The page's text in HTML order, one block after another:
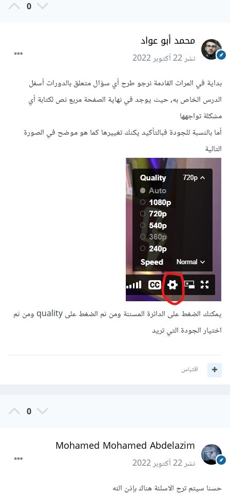
0
محمد أبو عواد
نشر22 أكتوبر 2022
بداية في المرات القادمة نرجو طرح أي سؤال متعلق بالدورات أسفل
الدرس الخاص به, حيث يوجد في نهاية الصفحة مربع نص لكتابة أي
مشكلة تواجهها
أما بالنسبة للجودة فبالتأكيد يكنك تغييرها كما هو موضح في الصورة
التالية
يمكنك الضغط على الدائرة المسننة ومن ثم الضغط على quality ومن ثم
اختيار الجودة التي تريد
اقتباس
0
Mohamed Mohamed Abdelazim
نشر22 أكتوبر 2022
حسنا سيتم ترح الاسلئة هناك بإذن الله